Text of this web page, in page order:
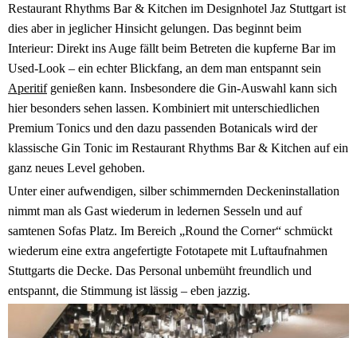
Restaurant Rhythms Bar & Kitchen im Designhotel Jaz Stuttgart ist
dies aber in jeglicher Hinsicht gelungen. Das beginnt beim
Interieur: Direkt ins Auge fällt beim Betreten die kupferne Bar im
Used-Look – ein echter Blickfang, an dem man entspannt sein
Aperitifgenießen kann. Insbesondere die Gin-Auswahl kann sich
hier besonders sehen lassen. Kombiniert mit unterschiedlichen
Premium Tonics und den dazu passenden Botanicals wird der
klassische Gin Tonic im Restaurant Rhythms Bar & Kitchen auf ein
ganz neues Level gehoben.
Unter einer aufwendigen, silber schimmernden Deckeninstallation
nimmt man als Gast wiederum in ledernen Sesseln und auf
samtenen Sofas Platz. Im Bereich „Round the Corner“ schmückt
wiederum eine extra angefertigte Fototapete mit Luftaufnahmen
Stuttgarts die Decke. Das Personal unbemüht freundlich und
entspannt, die Stimmung ist lässig – eben jazzig.